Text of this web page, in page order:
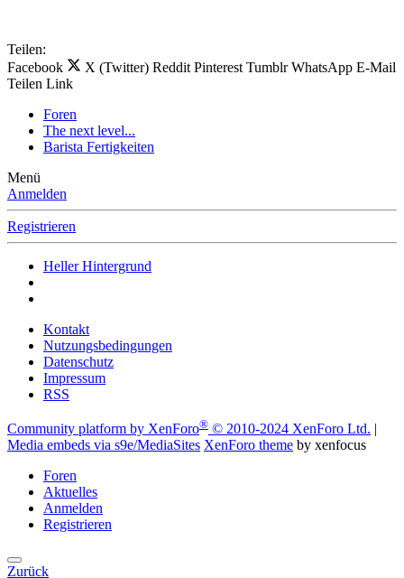
Teilen:
Facebook
X (Twitter) Reddit Pinterest Tumblr WhatsApp E-Mail
Teilen Link
Foren
The next level...
Barista Fertigkeiten
Menü
Anmelden
Registrieren
Heller Hintergrund
Kontakt
Nutzungsbedingungen
Datenschutz
Impressum
RSS
Community platform by XenForo® © 2010-2024 XenForo Ltd. |
Media embeds via s9e/MediaSites XenForo theme by xenfocus
Foren
Aktuelles
Anmelden
Registrieren
Zurück